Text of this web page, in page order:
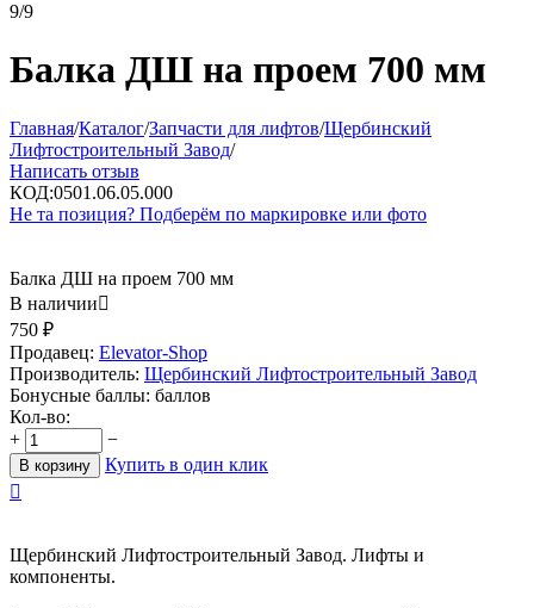
9/9
Балка ДШ на проем 700 мм
Главная/Каталог/Запчасти для лифтов/Щербинский
Лифтостроительный Завод/
Написать отзыв
КОД:0501.06.05.000
Не та позиция? Подберём по маркировке или фото
Балка ДШ на проем 700 мм
В наличии
750 ₽
Продавец: Elevator-Shop
Производитель: Щербинский Лифтостроительный Завод
Бонусные баллы: баллов
Кол-во:
+
−
В корзину
Купить в один клик

Щербинский Лифтостроительный Завод. Лифты и
компоненты.